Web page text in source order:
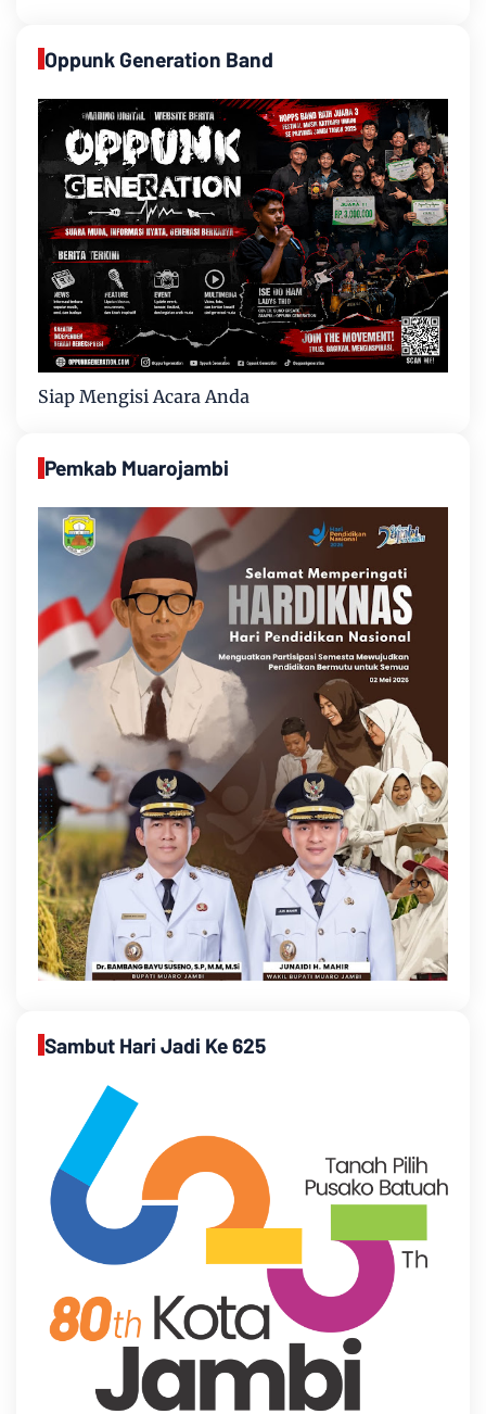
Oppunk Generation Band
Siap Mengisi Acara Anda
Pemkab Muarojambi
Sambut Hari Jadi Ke 625